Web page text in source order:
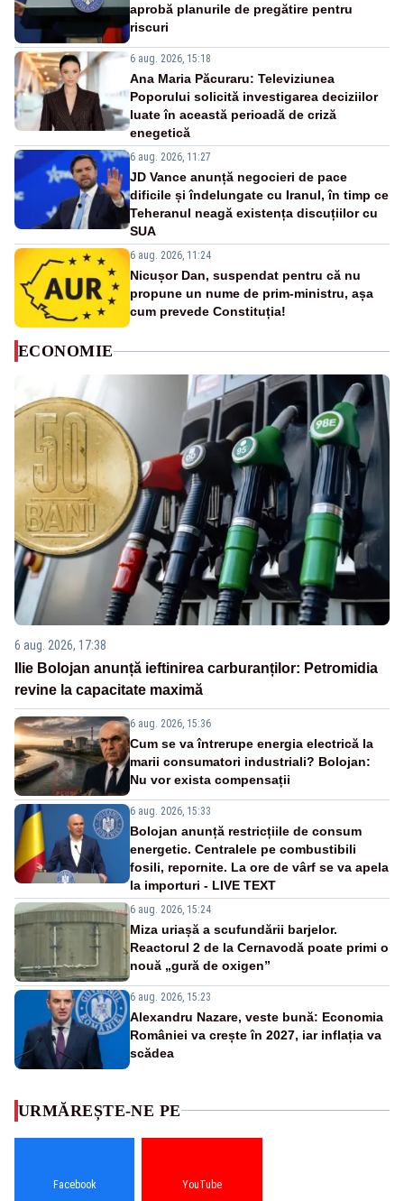
aprobă planurile de pregătire pentru
riscuri
6 aug. 2026, 15:18
Ana Maria Păcuraru: Televiziunea
Poporului solicită investigarea deciziilor
luate în această perioadă de criză
enegetică
6 aug. 2026, 11:27
JD Vance anunță negocieri de pace
dificile și îndelungate cu Iranul, în timp ce
Teheranul neagă existența discuțiilor cu
SUA
6 aug. 2026, 11:24
Nicușor Dan, suspendat pentru că nu
propune un nume de prim-ministru, așa
cum prevede Constituția!
ECONOMIE
6 aug. 2026, 17:38
Ilie Bolojan anunță ieftinirea carburanților: Petromidia
revine la capacitate maximă
6 aug. 2026, 15:36
Cum se va întrerupe energia electrică la
marii consumatori industriali? Bolojan:
Nu vor exista compensații
6 aug. 2026, 15:33
Bolojan anunță restricțiile de consum
energetic. Centralele pe combustibili
fosili, repornite. La ore de vârf se va apela
la importuri - LIVE TEXT
6 aug. 2026, 15:24
Miza uriașă a scufundării barjelor.
Reactorul 2 de la Cernavodă poate primi o
nouă „gură de oxigen”
6 aug. 2026, 15:23
Alexandru Nazare, veste bună: Economia
României va crește în 2027, iar inflația va
scădea
URMĂREȘTE-NE PE
Facebook YouTube